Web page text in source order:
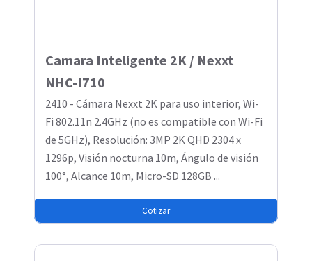
Camara Inteligente 2K / Nexxt
NHC-I710
2410 - Cámara Nexxt 2K para uso interior, Wi-
Fi 802.11n 2.4GHz (no es compatible con Wi-Fi
de 5GHz), Resolución: 3MP 2K QHD 2304 x
1296p, Visión nocturna 10m, Ángulo de visión
100°, Alcance 10m, Micro-SD 128GB ...
Cotizar